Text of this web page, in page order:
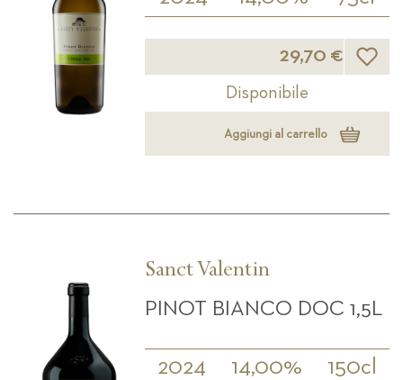
29,70 € Lista
Disponibile
Aggiungi al carrello
Sanct Valentin
PINOT BIANCO DOC 1,5L
2024 14,00% 150cl